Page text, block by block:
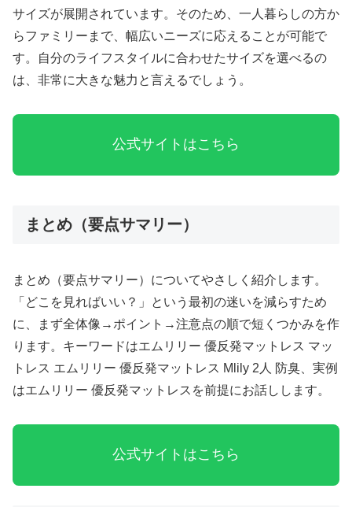
サイズが展開されています。そのため、一人暮らしの方か
らファミリーまで、幅広いニーズに応えることが可能で
す。自分のライフスタイルに合わせたサイズを選べるの
は、非常に大きな魅力と言えるでしょう。
公式サイトはこちら
まとめ（要点サマリー）
まとめ（要点サマリー）についてやさしく紹介します。
「どこを見ればいい？」という最初の迷いを減らすため
に、まず全体像→ポイント→注意点の順で短くつかみを作
ります。キーワードはエムリリー 優反発マットレス マッ
トレス エムリリー 優反発マットレス Mlily 2人 防臭、実例
はエムリリー 優反発マットレスを前提にお話しします。
AIPW-
model=gpt-
公式サイトはこちら